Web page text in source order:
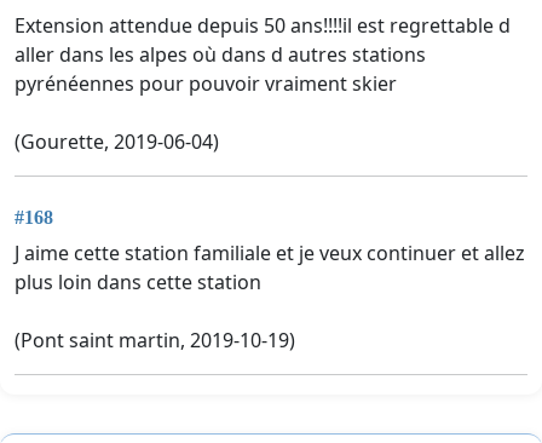
Extension attendue depuis 50 ans!!!!il est regrettable d
aller dans les alpes où dans d autres stations
pyrénéennes pour pouvoir vraiment skier
(Gourette, 2019-06-04)
#168
J aime cette station familiale et je veux continuer et allez
plus loin dans cette station
(Pont saint martin, 2019-10-19)